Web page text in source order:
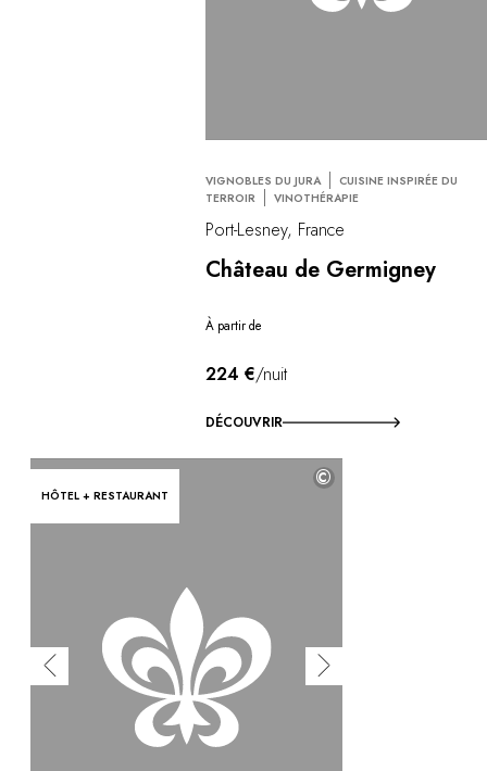
VIGNOBLES DU JURA
CUISINE INSPIRÉE DU
TERROIR
VINOTHÉRAPIE
Port-Lesney, France
Château de Germigney
À partir de
224 €/nuit
DÉCOUVRIR
HÔTEL + RESTAURANT
©